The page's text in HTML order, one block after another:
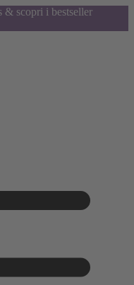
& scopri i bestseller